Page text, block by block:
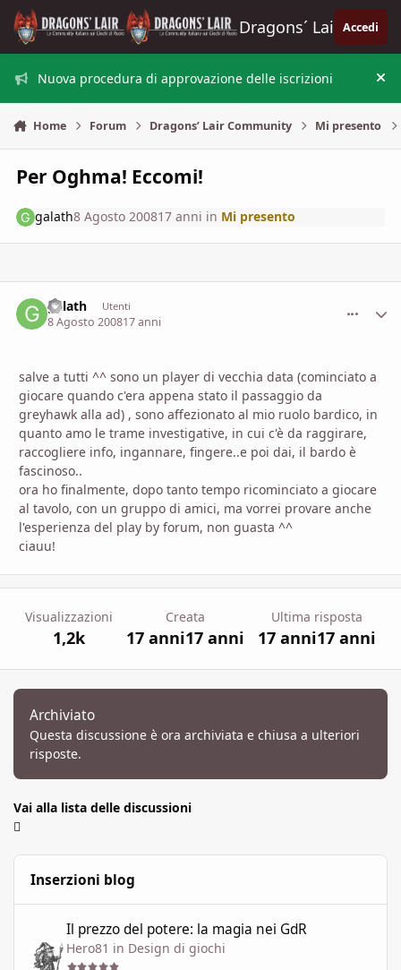
Vai al contenuto
Dragons´ Lair Accedi
Nuova procedura di approvazione delle iscrizioni
Home Forum Dragons’ Lair Community Mi presento
Per Oghma! Eccomi!
galath8 Agosto 200817 anni in Mi presento
galath Utenti
8 Agosto 200817 anni
salve a tutti ^^ sono un player di vecchia data (cominciato a
giocare quando c'era appena stato il passaggio da
greyhawk alla ad) , sono affezionato al mio ruolo bardico, in
quanto amo le trame investigative, in cui c'è da raggirare,
raccogliere info, ingannare, fingere..e poi dai, il bardo è
fascinoso..
ora ho finalmente, dopo tanto tempo ricominciato a giocare
al tavolo, con un gruppo di amici, ma vorrei provare anche
l'esperienza del play by forum, non guasta ^^
ciauu!
Visualizzazioni
1,2k
Creata
17 anni17 anni
Ultima risposta
17 anni17 anni
Archiviato
Questa discussione è ora archiviata e chiusa a ulteriori
risposte.
Vai alla lista delle discussioni
Inserzioni blog
Il prezzo del potere: la magia nei GdR
Hero81 in Design di giochi